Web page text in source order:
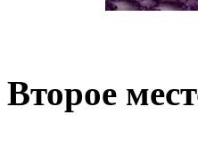
Второе